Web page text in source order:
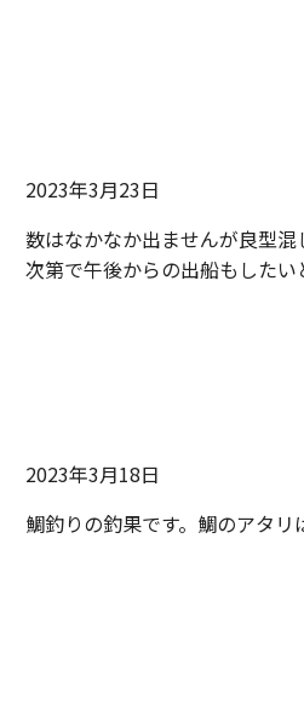
2023年3月23日
数はなかなか出ませんが良型
次第で午後からの出船もした
2023年3月18日
鯛釣りの釣果です。鯛のアタ